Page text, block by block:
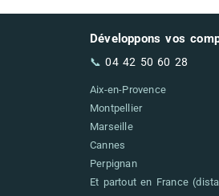
Développons vos
📞04 42 50 60 28
Aix-en-Provence
Montpellier
Marseille
Cannes
Perpignan
Et partout en France